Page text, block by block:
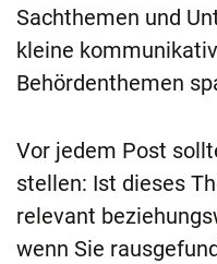
Sachthemen und
kleine
Behördenthemen
Vor jedem Post
stellen: Ist dieses
relevant
wenn Sie